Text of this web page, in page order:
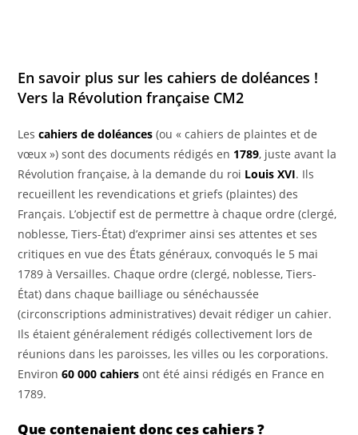
En savoir plus sur les cahiers de doléances !
Vers la Révolution française CM2
Lescahiers de doléances (ou « cahiers de plaintes et de
vœux ») sont des documents rédigés en 1789, juste avant la
Révolution française, à la demande du roi Louis XVI. Ils
recueillent les revendications et griefs (plaintes) des
Français. L’objectif est de permettre à chaque ordre (clergé,
noblesse, Tiers-État) d’exprimer ainsi ses attentes et ses
critiques en vue des États généraux, convoqués le 5 mai
1789 à Versailles. Chaque ordre (clergé, noblesse, Tiers-
État) dans chaque bailliage ou sénéchaussée
(circonscriptions administratives) devait rédiger un cahier.
Ils étaient généralement rédigés collectivement lors de
réunions dans les paroisses, les villes ou les corporations.
Environ60 000 cahiers ont été ainsi rédigés en France en
1789.
Que contenaient donc ces cahiers ?